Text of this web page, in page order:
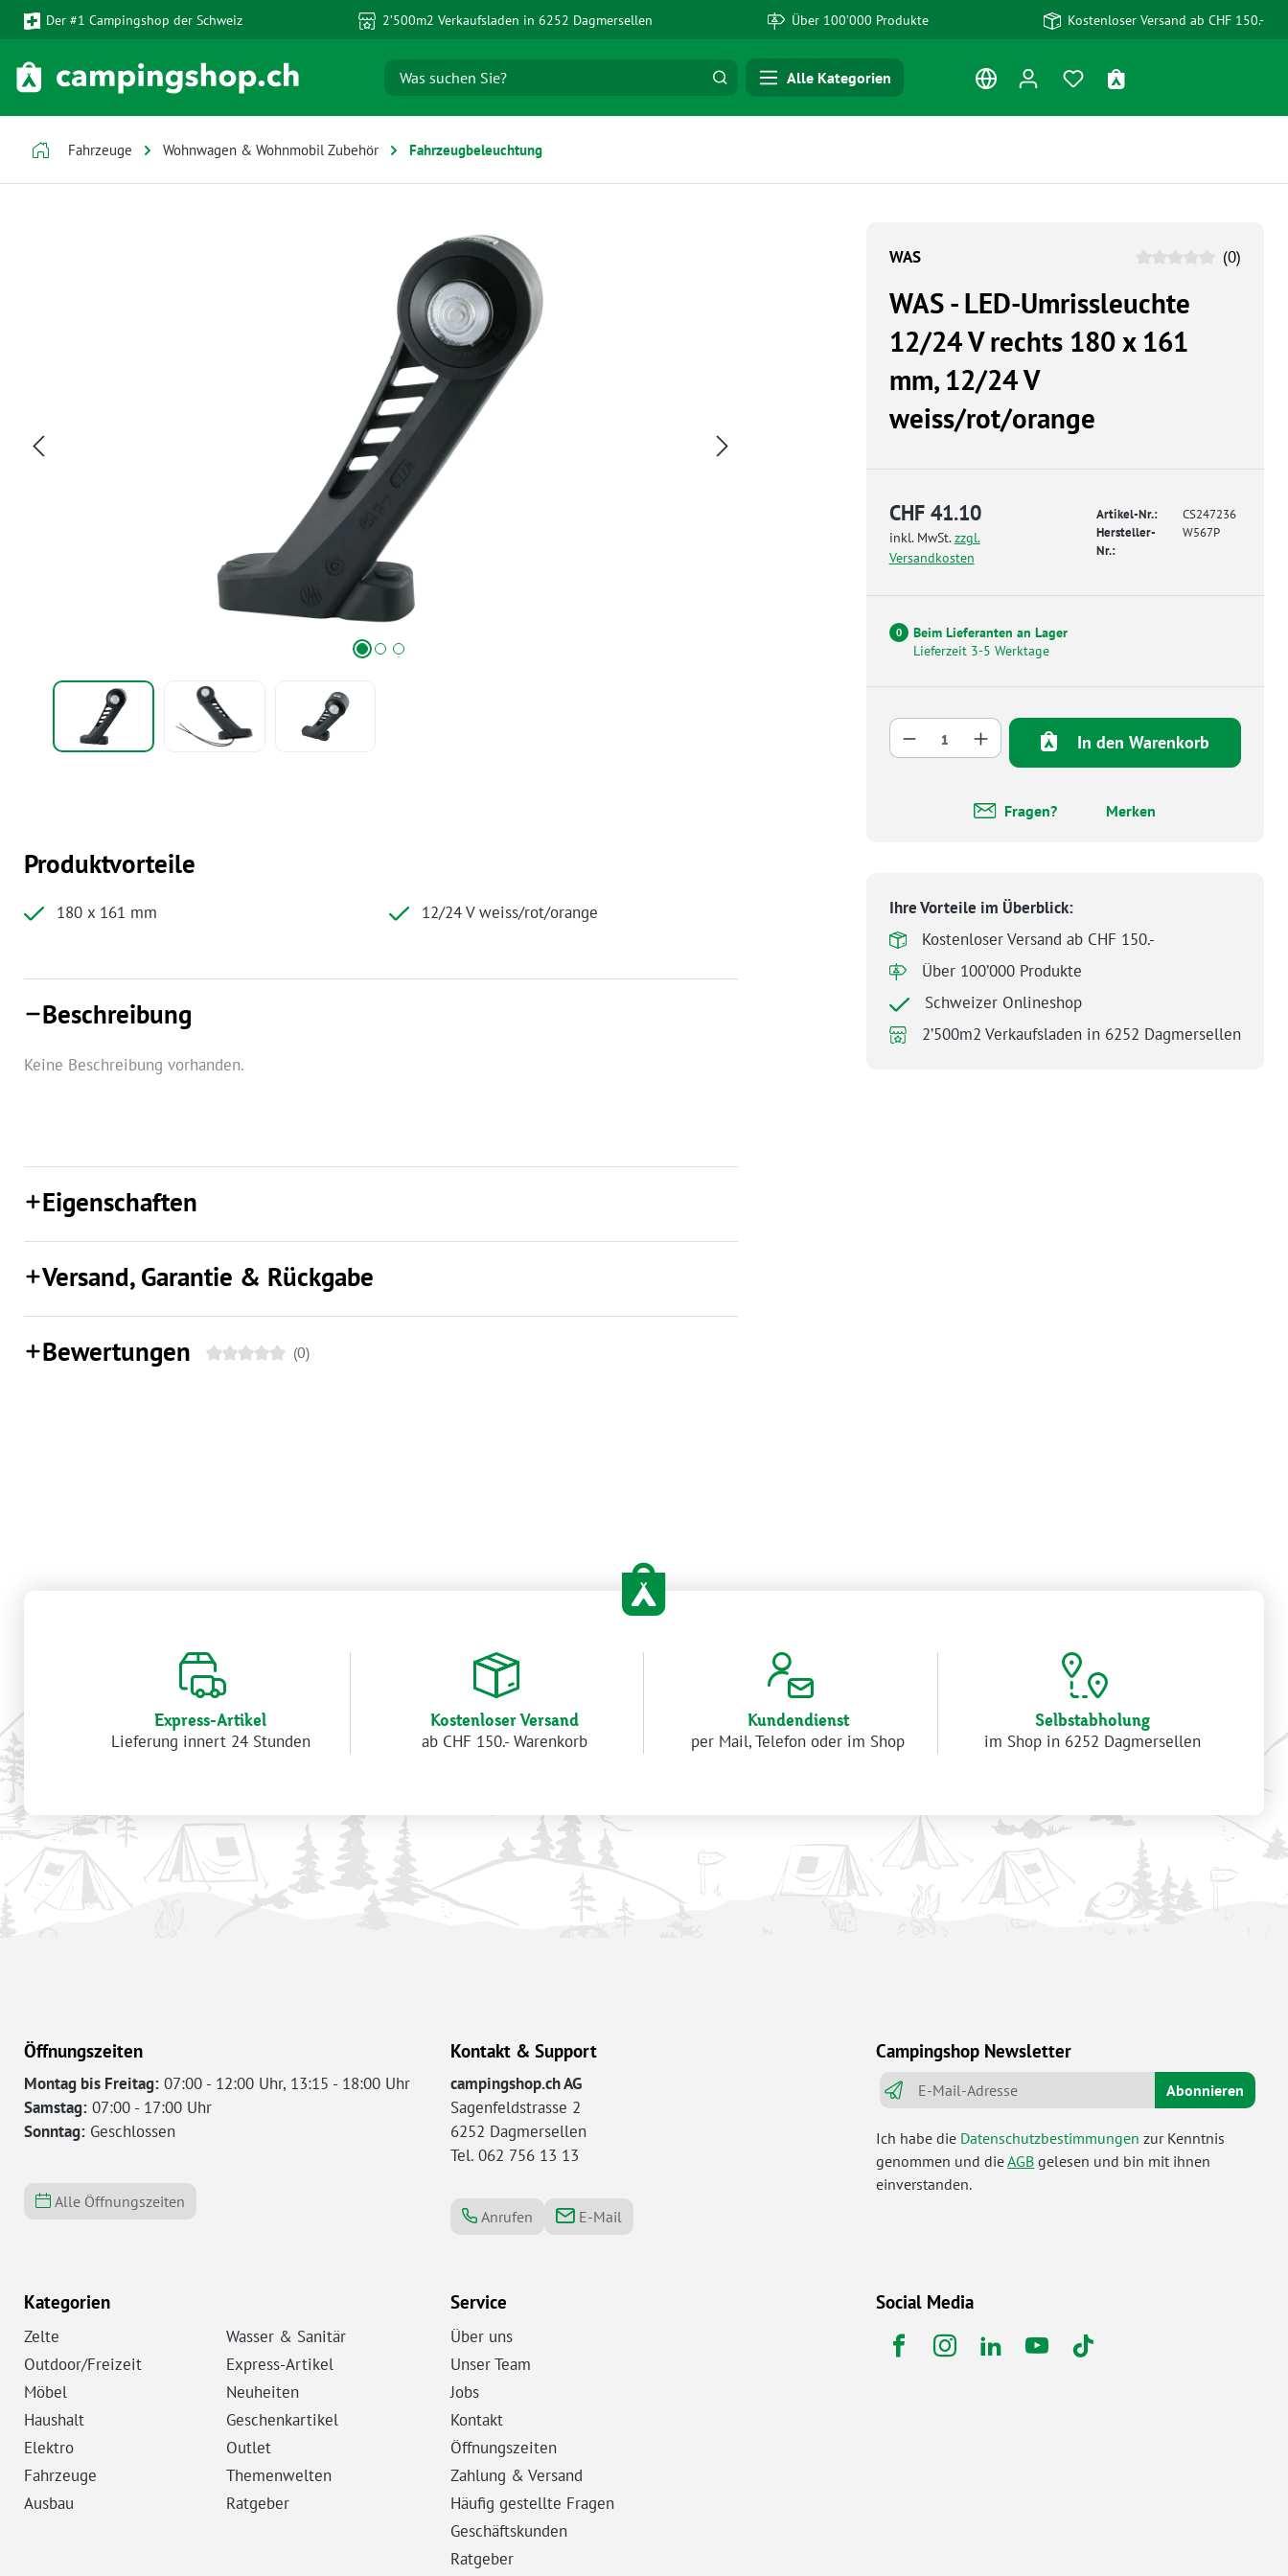
Hauptinhalt springen
Zur Suche springen
Zur Hauptnavigation springen
Der #1 Campingshop der Schweiz 2’500m2 Verkaufsladen in 6252 Dagmersellen Über 100’000 Produkte Kostenloser Versand ab CHF 150.-
Du hast 0 Produkte auf dem
Alle Kategorien
Fahrzeuge Wohnwagen & Wohnmobil Zubehör Fahrzeugbeleuchtung
Produktvorteile
180 x 161 mm 12/24 V weiss/rot/orange
Beschreibung
Keine Beschreibung vorhanden.
Eigenschaften
Versand, Garantie & Rückgabe
Bewertungen (0)
WAS (0)
WAS - LED-Umrissleuchte
12/24 V rechts 180 x 161
mm, 12/24 V
weiss/rot/orange
CHF 41.10
inkl. MwSt.zzgl.
Versandkosten
Artikel-Nr.:
CS247236
Hersteller-
Nr.:
W567P
0
Beim Lieferanten an Lager
Lieferzeit 3-5 Werktage
Produkt Anzahl: Gib den gewünschten
In den Warenkorb
Fragen? Merken
Ihre Vorteile im Überblick:
Kostenloser Versand ab CHF 150.-
Über 100’000 Produkte
Schweizer Onlineshop
2’500m2 Verkaufsladen in 6252 Dagmersellen
Express-Artikel
Lieferung innert 24 Stunden
Kostenloser Versand
ab CHF 150.- Warenkorb
Kundendienst
per Mail, Telefon oder im Shop
Selbstabholung
im Shop in 6252 Dagmersellen
Öffnungszeiten
Montag bis Freitag: 07:00 - 12:00 Uhr, 13:15 - 18:00 Uhr
Samstag: 07:00 - 17:00 Uhr
Sonntag: Geschlossen
Alle Öffnungszeiten
Kontakt & Support
campingshop.ch AG
Sagenfeldstrasse 2
6252 Dagmersellen
Tel. 062 756 13 13
Anrufen E-Mail
Campingshop Newsletter
Abonnieren
Ich habe die Datenschutzbestimmungen zur Kenntnis
genommen und dieAGB gelesen und bin mit ihnen
einverstanden.
Kategorien
Zelte
Outdoor/Freizeit
Möbel
Haushalt
Elektro
Fahrzeuge
Ausbau
Wasser & Sanitär
Express-Artikel
Neuheiten
Geschenkartikel
Outlet
Themenwelten
Ratgeber
Service
Über uns
Unser Team
Jobs
Kontakt
Öffnungszeiten
Zahlung & Versand
Häufig gestellte Fragen
Geschäftskunden
Ratgeber
Social Media